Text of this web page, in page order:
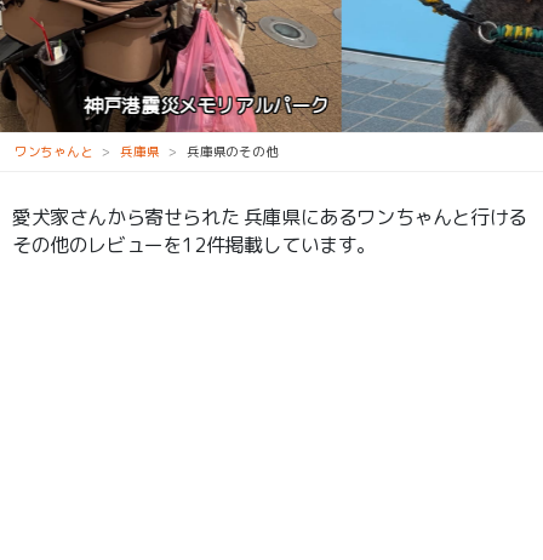
犬の幼稚園シュシュ宝塚店
ワンちゃんと 兵庫県 兵庫県のその他
愛犬家さんから寄せられた 兵庫県にあるワンちゃんと行ける
その他のレビューを12件掲載しています。